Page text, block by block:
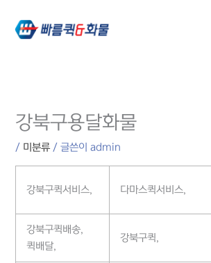
건너뛰기
강북구용달화물
/ 미분류 / 글쓴이admin
강북구퀵서비스, 다마스퀵서비스,
강북구퀵배송,
퀵배달,
강북구퀵,